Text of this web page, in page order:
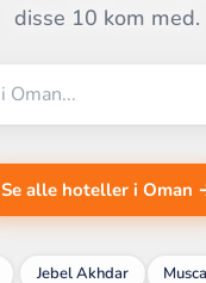
disse 10 kom med.
Se alle hoteller i Oman
Jebel Akhdar